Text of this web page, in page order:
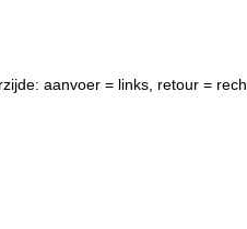
aanvoer = links, retour =